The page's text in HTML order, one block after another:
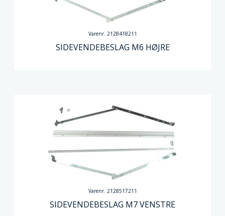
Varenr. 2128418211
SIDEVENDEBESLAG M6 HØJRE
Varenr. 2128517211
SIDEVENDEBESLAG M7 VENSTRE